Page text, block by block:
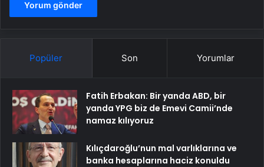
Popüler Son Yorumlar
Fatih Erbakan: Bir yanda ABD, bir
yanda YPG biz de Emevi Camii’nde
namaz kılıyoruz
Kılıçdaroğlu’nun mal varlıklarına ve
banka hesaplarına haciz konuldu